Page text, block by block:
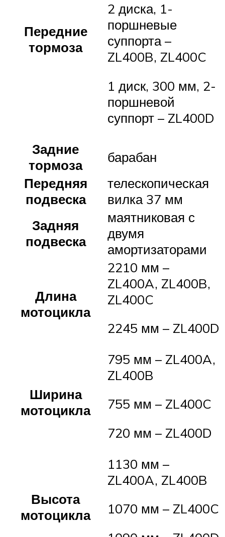
Передние
тормоза
2 диска, 1-
поршневые
суппорта –
ZL400B, ZL400C
1 диск, 300 мм, 2-
поршневой
суппорт – ZL400D
Задние
тормоза
барабан
Передняя
подвеска
телескопическая
вилка 37 мм
Задняя
подвеска
маятниковая с
двумя
амортизаторами
Длина
мотоцикла
2210 мм –
ZL400A, ZL400B,
ZL400C
2245 мм – ZL400D
Ширина
мотоцикла
795 мм – ZL400A,
ZL400B
755 мм – ZL400C
720 мм – ZL400D
Высота
мотоцикла
1130 мм –
ZL400A, ZL400B
1070 мм – ZL400C